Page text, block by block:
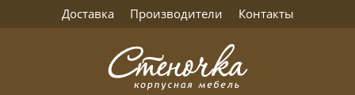
Доставка Производители Контакты